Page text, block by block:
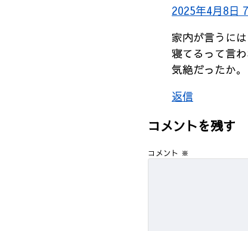
2025年4月8日
家内が言うに
寝てるって言
気絶だったか。
返信
コメントを残す
コメント ※